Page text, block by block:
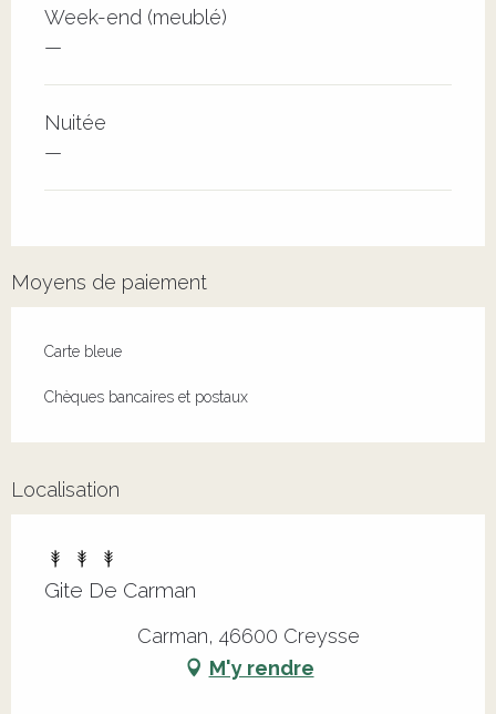
Week-end (meublé)
—
Nuitée
—
Moyens de paiement
Carte bleue
Chèques bancaires et postaux
Localisation
Gite De Carman
Carman, 46600 Creysse
M'y rendre